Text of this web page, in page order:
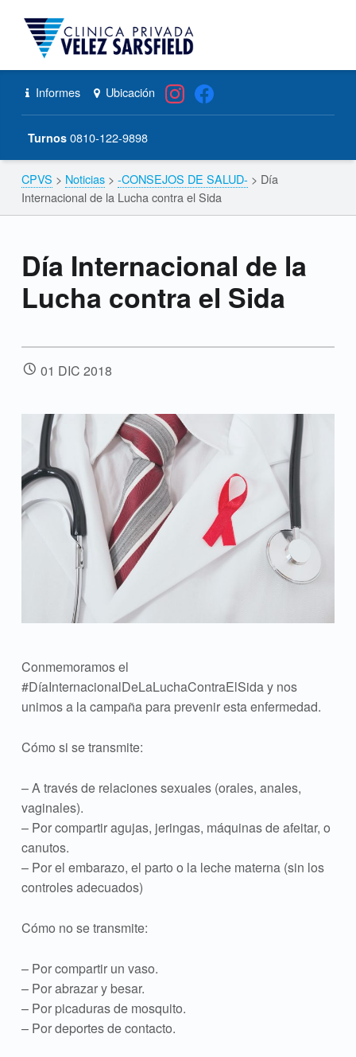
Día Internacional de la Lucha contra el Sida – CPVS
Primary Menu
Header info sidebar Informes Ubicación
Turnos 0810-122-9898
Breadcrumbs navigation
CPVS > Noticias> -CONSEJOS DE SALUD- > Día
Internacional de la Lucha contra el Sida
Día Internacional de la
Lucha contra el Sida
POSTED ON:
01 DIC 2018
Conmemoramos el
#DíaInternacionalDeLaLuchaContraElSida y nos
unimos a la campaña para prevenir esta enfermedad.
Cómo si se transmite:
– A través de relaciones sexuales (orales, anales,
vaginales).
– Por compartir agujas, jeringas, máquinas de afeitar, o
canutos.
– Por el embarazo, el parto o la leche materna (sin los
controles adecuados)
Cómo no se transmite:
– Por compartir un vaso.
– Por abrazar y besar.
– Por picaduras de mosquito.
– Por deportes de contacto.